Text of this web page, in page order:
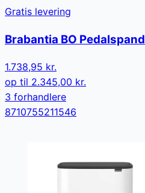
Gratis levering
Brabantia BO Pedalspand
1.738,95 kr.
op til 2.345,00 kr.
3 forhandlere
8710755211546